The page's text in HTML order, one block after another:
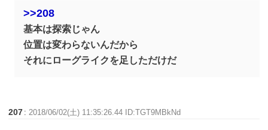
>>208
基本は探索じゃん
位置は変わらないんだから
それにローグライクを足しただけだ
207 :2018/06/02(土) 11:35:26.44 ID:TGT9MBkNd